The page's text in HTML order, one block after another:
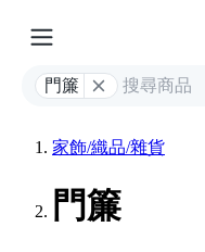
門簾
家飾/織品/雜貨
門簾